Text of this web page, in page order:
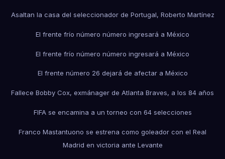
Asaltan la casa del seleccionador de Portugal, Roberto Martínez
El frente frío número número ingresará a México
El frente frío número número ingresará a México
El frente número 26 dejará de afectar a México
Fallece Bobby Cox, exmánager de Atlanta Braves, a los 84 años
FIFA se encamina a un torneo con 64 selecciones
Franco Mastantuono se estrena como goleador con el Real
Madrid en victoria ante Levante